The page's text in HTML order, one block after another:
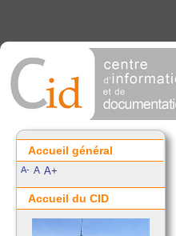
Accueil général
A- A A+
Accueil du CID